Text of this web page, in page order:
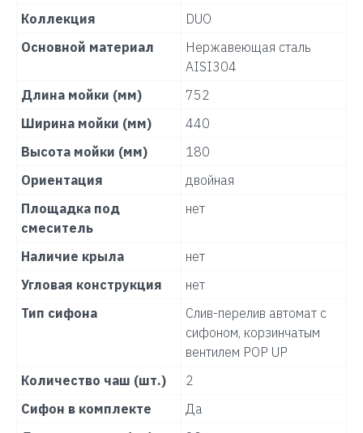
Коллекция
DUO
Основной материал
Нержавеющая сталь
AISI304
Длина мойки (мм)
752
Ширина мойки (мм)
440
Высота мойки (мм)
180
Ориентация
двойная
Площадка под
смеситель
нет
Наличие крыла
нет
Угловая конструкция
нет
Тип сифона
Слив-перелив автомат с
сифоном, корзинчатым
вентилем POP UP
Количество чаш (шт.)
2
Сифон в комплекте
Да